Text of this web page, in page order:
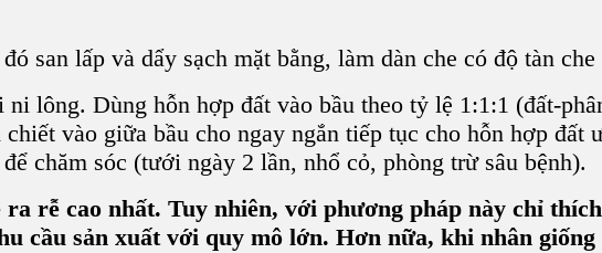
san lấp và dẩy sạch mặt bằng, làm dàn che có độ tàn
lông. Dùng hỗn hợp đất vào bầu theo tỷ lệ 1:1:1 (đất-
vào giữa bầu cho ngay ngắn tiếp tục cho hỗn hợp đất
chăm sóc (tưới ngày 2 lần, nhổ cỏ, phòng trừ sâu bệnh).
rễ cao nhất. Tuy nhiên, với phương pháp này chỉ
cầu sản xuất với quy mô lớn. Hơn nữa, khi nhân